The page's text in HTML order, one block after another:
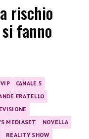
rischio
fanno
CANALE 5
FRATELLO
MEDIASET
NOVELLA
REALITY SHOW